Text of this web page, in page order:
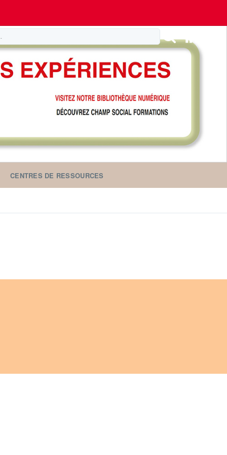
CENTRES DE RESSOURCES